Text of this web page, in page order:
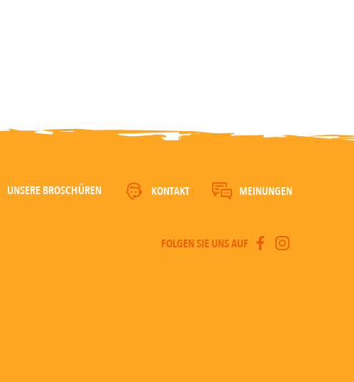
UNSERE BROSCHÜREN KONTAKT MEINUNGEN
FOLGEN SIE UNS AUF